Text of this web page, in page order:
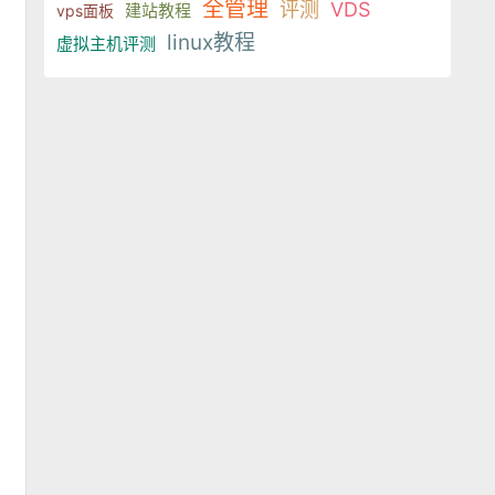
vps面板 建站教程 全管理 评测 VDS
虚拟主机评测 linux教程